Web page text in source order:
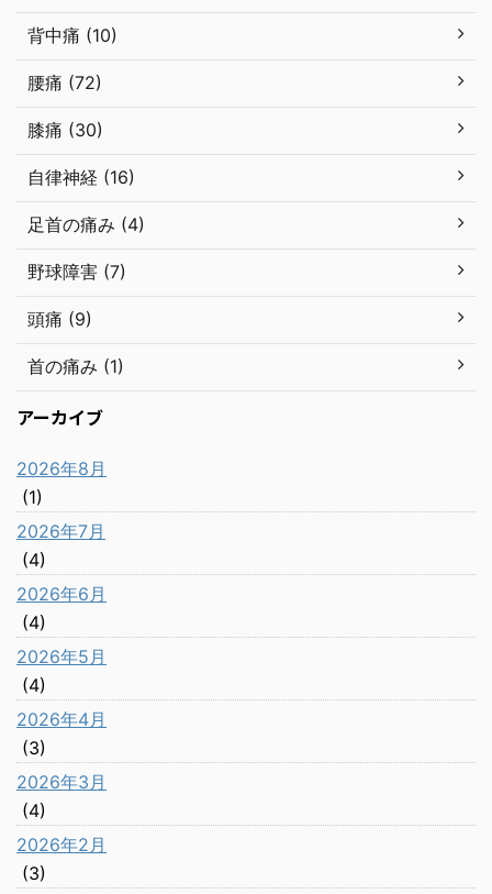
背中痛 (10)
腰痛 (72)
膝痛 (30)
自律神経 (16)
足首の痛み (4)
野球障害 (7)
頭痛 (9)
首の痛み (1)
アーカイブ
2026年8月
(1)
2026年7月
(4)
2026年6月
(4)
2026年5月
(4)
2026年4月
(3)
2026年3月
(4)
2026年2月
(3)